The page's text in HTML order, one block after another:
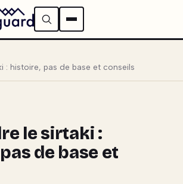
: histoire, pas de base et conseils
le sirtaki :
de base et